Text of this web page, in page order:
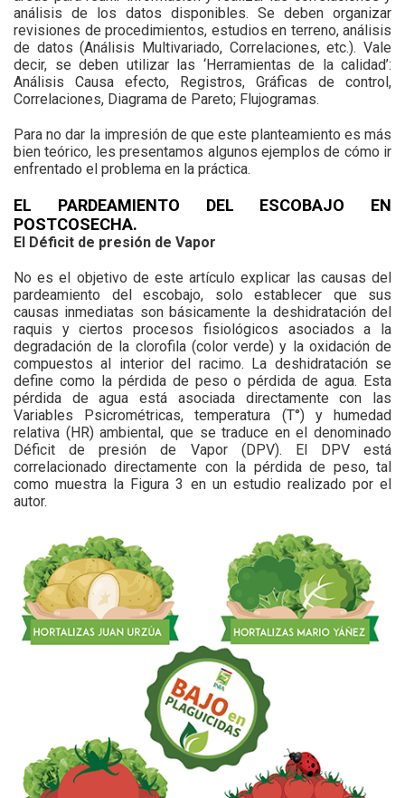
análisis de los datos disponibles. Se deben organizar
revisiones de procedimientos, estudios en terreno, análisis
de datos (Análisis Multivariado, Correlaciones, etc.). Vale
decir, se deben utilizar las ‘Herramientas de la calidad’:
Análisis Causa efecto, Registros, Gráficas de control,
Correlaciones, Diagrama de Pareto; Flujogramas.
Para no dar la impresión de que este planteamiento es más
bien teórico, les presentamos algunos ejemplos de cómo ir
enfrentado el problema en la práctica.
EL PARDEAMIENTO DEL ESCOBAJO EN
POSTCOSECHA.
El Déficit de presión de Vapor
No es el objetivo de este artículo explicar las causas del
pardeamiento del escobajo, solo establecer que sus
causas inmediatas son básicamente la deshidratación del
raquis y ciertos procesos fisiológicos asociados a la
degradación de la clorofila (color verde) y la oxidación de
compuestos al interior del racimo. La deshidratación se
define como la pérdida de peso o pérdida de agua. Esta
pérdida de agua está asociada directamente con las
Variables Psicrométricas, temperatura (T°) y humedad
relativa (HR) ambiental, que se traduce en el denominado
Déficit de presión de Vapor (DPV). El DPV está
correlacionado directamente con la pérdida de peso, tal
como muestra la Figura 3 en un estudio realizado por el
autor.